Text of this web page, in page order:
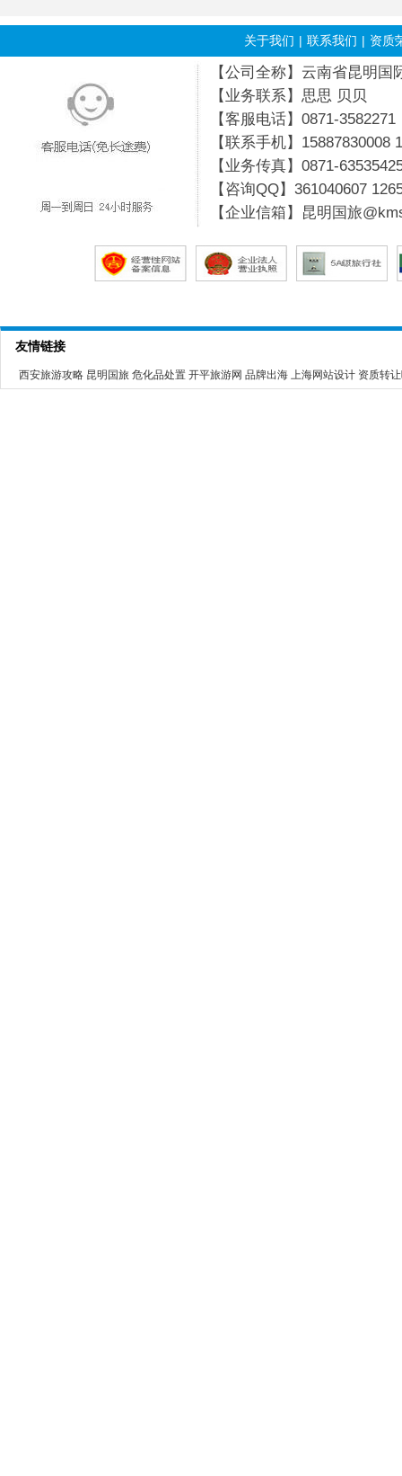
关于我们 | 联系我们 | 资质
【公司全称】云南省昆明
【业务联系】思思 贝贝
【客服电话】0871-3582271
【联系手机】15887830008
【业务传真】0871-
【咨询QQ】 361040607
【企业信箱】昆明国旅
友情链接
西安旅游攻略 昆明国旅 危化品处置 开平旅游网 品牌出海 上海网站设计 资质转